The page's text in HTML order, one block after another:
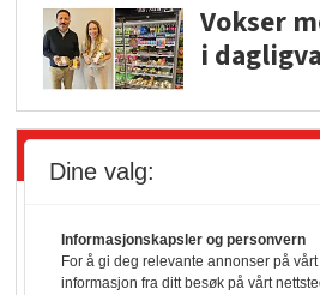
Vokser
i
Siste artikler - Butikk i
dundrer
Dine valg:
Informasjonskapsler og personvern
For å gi deg relevante annonser på
informasjon fra ditt besøk på vårt